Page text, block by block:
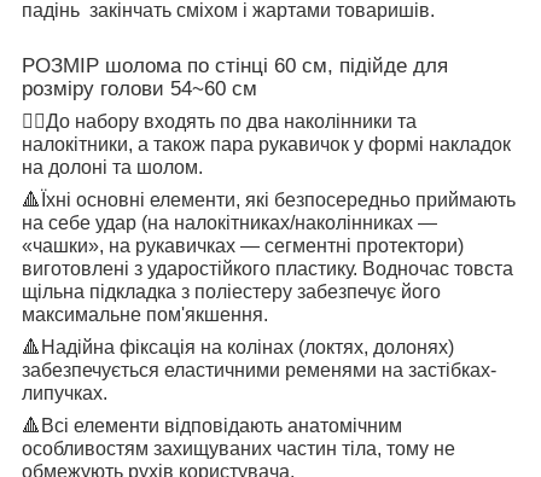
падінь закінчать сміхом і жартами товаришів.
РОЗМІР шолома по стінці 60 см, підійде для
розміру голови 54~60 см
👉🏻До набору входять по два наколінники та
налокітники, а також пара рукавичок у формі накладок
на долоні та шолом.
🔺 Їхні основні елементи, які безпосередньо приймають
на себе удар (на налокітниках/наколінниках —
«чашки», на рукавичках — сегментні протектори)
виготовлені з ударостійкого пластику. Водночас товста
щільна підкладка з поліестеру забезпечує його
максимальне пом'якшення.
🔺 Надійна фіксація на колінах (локтях, долонях)
забезпечується еластичними ременями на застібках-
липучках.
🔺 Всі елементи відповідають анатомічним
особливостям захищуваних частин тіла, тому не
обмежують рухів користувача.